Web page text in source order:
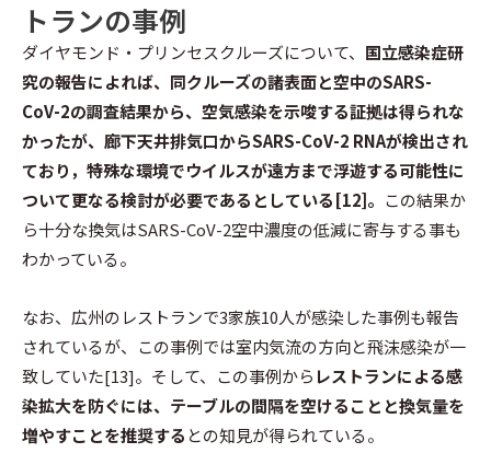
トランの事例
ダイヤモンド・プリンセスクルーズについて、 国立感染症研
究の報告によれば、同クルーズの諸表面と空中のSARS-
CoV-2の調査結果から、空気感染を示唆する証拠は得られな
かったが、廊下天井排気口からSARS-CoV-2 RNAが検出され
ており，特殊な環境でウイルスが遠方まで浮遊する可能性に
ついて更なる検討が必要であるとしている[12]。 この結果か
ら十分な換気はSARS-CoV-2空中濃度の低減に寄与する事も
わかっている。
なお、広州のレストランで3家族10人が感染した事例も報告
されているが、この事例では室内気流の方向と飛沫感染が一
致していた[13]。そして、この事例から レストランによる感
染拡大を防ぐには、テーブルの間隔を空けることと換気量を
増やすことを推奨する との知見が得られている。